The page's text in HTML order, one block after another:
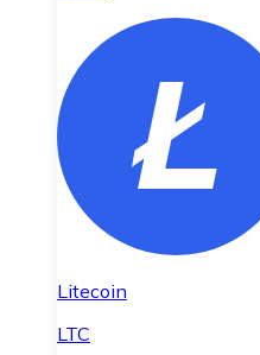
Litecoin
LTC